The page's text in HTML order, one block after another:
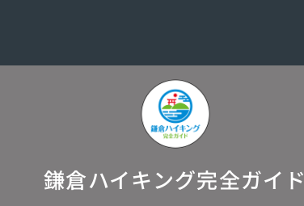
鎌倉ハイキング完全ガイド